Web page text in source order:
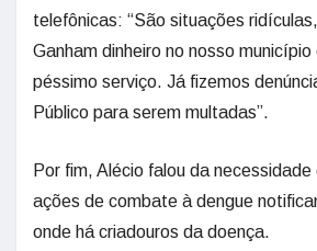
telefônicas: “São situações
Ganham dinheiro no nosso
péssimo serviço. Já fizemos
Público para serem multadas”.
Por fim, Alécio falou da
ações de combate à dengue
onde há criadouros da doença.